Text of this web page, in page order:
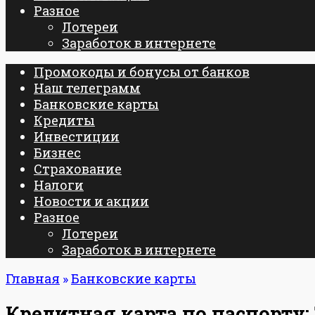
Разное
Лотереи
Заработок в интернете
Промокоды и бонусы от банков
Наш телеграмм
Банковские карты
Кредиты
Инвестиции
Бизнес
Страхование
Налоги
Новости и акции
Разное
Лотереи
Заработок в интернете
Главная »Банковские карты